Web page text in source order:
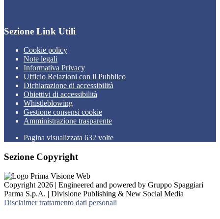
Sezione Link Utili
Cookie policy
Note legali
Informativa Privacy
Ufficio Relazioni con il Pubblico
Dichiarazione di accessibilità
Obiettivi di accessibilità
Whistleblowing
Gestione consensi cookie
Amministrazione trasparente
Pagina visualizzata 632 volte
Sezione Copyright
Copyright 2026 | Engineered and powered by Gruppo Spaggiari
Parma S.p.A. | Divisione Publishing & New Social Media
Disclaimer trattamento dati personali